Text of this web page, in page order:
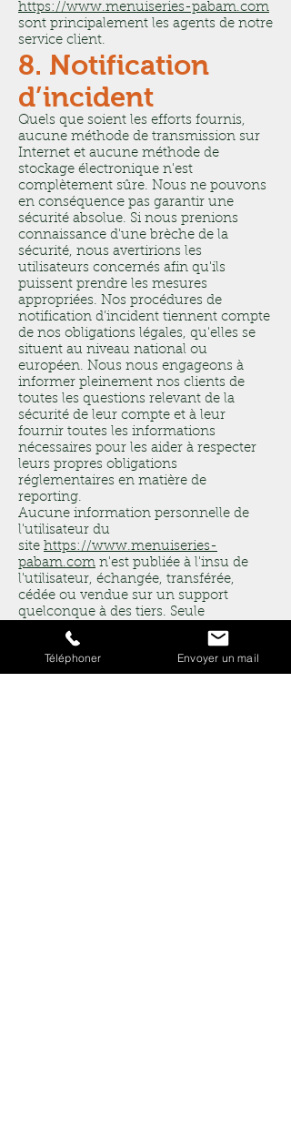
https://www.menuiseries-pabam.com
sont principalement les agents de notre
service client.
8. Notification
d’incident
Quels que soient les efforts fournis,
aucune méthode de transmission sur
Internet et aucune méthode de
stockage électronique n'est
complètement sûre. Nous ne pouvons
en conséquence pas garantir une
sécurité absolue. Si nous prenions
connaissance d'une brèche de la
sécurité, nous avertirions les
utilisateurs concernés afin qu'ils
puissent prendre les mesures
appropriées. Nos procédures de
notification d’incident tiennent compte
de nos obligations légales, qu'elles se
situent au niveau national ou
européen. Nous nous engageons à
informer pleinement nos clients de
toutes les questions relevant de la
sécurité de leur compte et à leur
fournir toutes les informations
nécessaires pour les aider à respecter
leurs propres obligations
réglementaires en matière de
reporting.
Aucune information personnelle de
l'utilisateur du
site https://www.menuiseries-
pabam.com n'est publiée à l'insu de
l'utilisateur, échangée, transférée,
cédée ou vendue sur un support
quelconque à des tiers. Seule
l'hypothèse du rachat de
https://www.menuiseries-pabam.com
et de ses droits permettrait la
transmission des dites informations à
Téléphoner Envoyer un mail